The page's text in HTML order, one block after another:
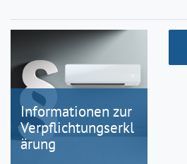
Informationen zur
Verpflichtungserkl
ärung